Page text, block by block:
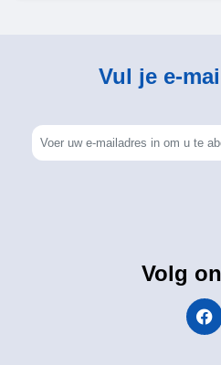
Vul je e-
Volg